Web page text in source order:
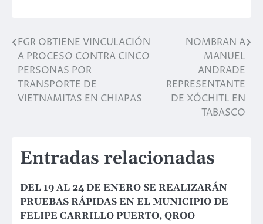
Navegación
de
entradas
FGR OBTIENE VINCULACIÓN
A PROCESO CONTRA CINCO
PERSONAS POR
TRANSPORTE DE
VIETNAMITAS EN CHIAPAS
NOMBRAN A
MANUEL
ANDRADE
REPRESENTANTE
DE XÓCHITL EN
TABASCO
Entradas relacionadas
DEL 19 AL 24 DE ENERO SE REALIZARÁN
PRUEBAS RÁPIDAS EN EL MUNICIPIO DE
FELIPE CARRILLO PUERTO, QROO